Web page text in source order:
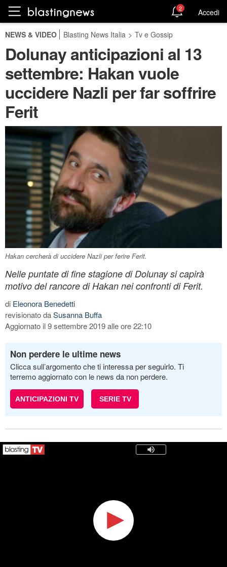
2 Accedi
NEWS & VIDEO Blasting News Italia > Tv e Gossip
Dolunay anticipazioni al 13
settembre: Hakan vuole
uccidere Nazli per far soffrire
Ferit
Hakan cercherà di uccidere Nazli per ferire Ferit.
Nelle puntate di fine stagione di Dolunay si capirà
motivo del rancore di Hakan nei confronti di Ferit.
di Eleonora Benedetti
revisionato daSusanna Buffa
Aggiornato il 9 settembre 2019 alle ore 22:10
Non perdere le ultime news
Clicca sull’argomento che ti interessa per seguirlo. Ti
terremo aggiornato con le news da non perdere.
ANTICIPAZIONI TV SERIE TV